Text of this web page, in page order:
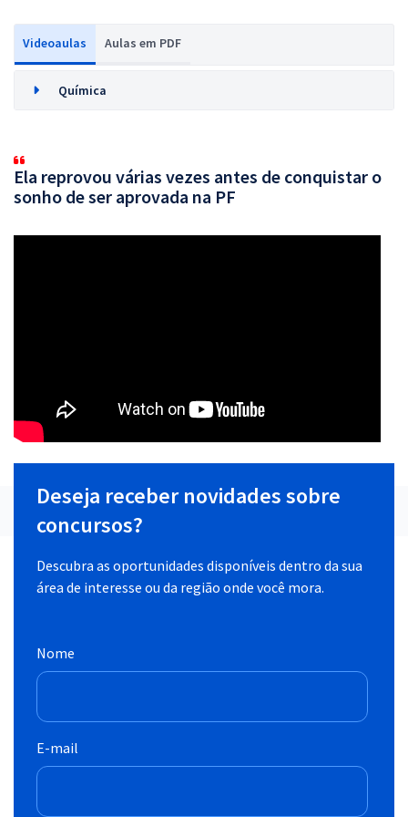
Videoaulas Aulas em PDF
Química
Ela reprovou várias vezes antes de conquistar o
sonho de ser aprovada na PF
Deseja receber novidades sobre
concursos?
Descubra as oportunidades disponíveis dentro da sua
área de interesse ou da região onde você mora.
Nome
E-mail